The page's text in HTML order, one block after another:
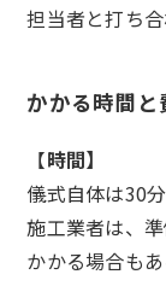
担当者と打ち
かかる時間と
【時間】
儀式自体は30
施工業者は、
かかる場合もあ